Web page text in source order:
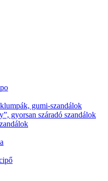
gumi-szandálok
gyorsan száradó szandálok